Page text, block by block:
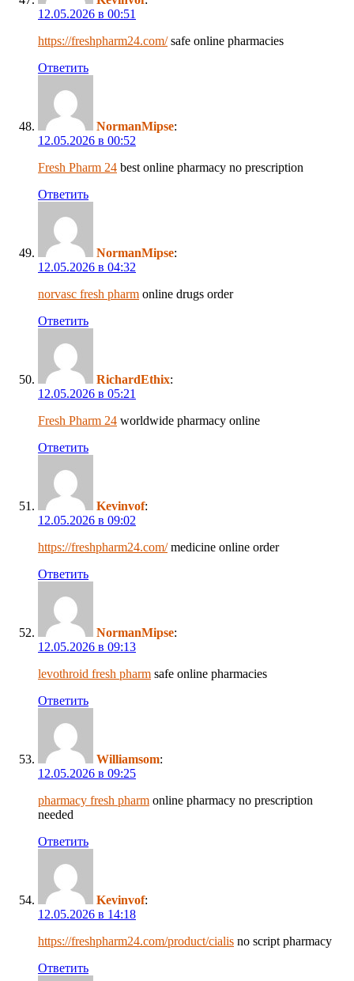
12.05.2026 в 00:51
https://freshpharm24.com/safe online pharmacies
Ответить
NormanMipse:
12.05.2026 в 00:52
Fresh Pharm 24 best online pharmacy no prescription
Ответить
NormanMipse:
12.05.2026 в 04:32
norvasc fresh pharm online drugs order
Ответить
RichardEthix:
12.05.2026 в 05:21
Fresh Pharm 24 worldwide pharmacy online
Ответить
Kevinvof:
12.05.2026 в 09:02
https://freshpharm24.com/medicine online order
Ответить
NormanMipse:
12.05.2026 в 09:13
levothroid fresh pharm safe online pharmacies
Ответить
Williamsom:
12.05.2026 в 09:25
pharmacy fresh pharm online pharmacy no prescription
needed
Ответить
Kevinvof:
12.05.2026 в 14:18
https://freshpharm24.com/product/cialis no script pharmacy
Ответить